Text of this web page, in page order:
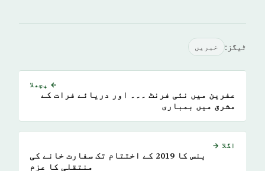
ٹیگز: خبريں
← پچھلا
عفرین میں نئی فرنٹ ۔۔۔ اور دریائے فرات کے
مشرق میں بمباری
اگلا →
بنس کا 2019 کے اختتام تک سفارت خانے کی
منتقلی کا عزم